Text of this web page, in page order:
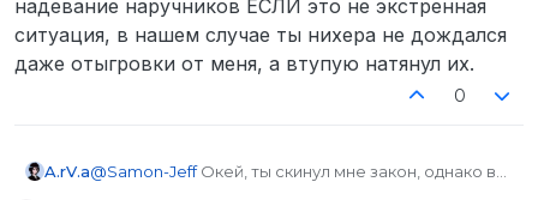
надевание наручников ЕСЛИ это не экстренная
ситуация, в нашем случае ты нихера не дождался
даже отыгровки от меня, а втупую натянул их.
0
A.rV.a@Samon-JeffОкей, ты скинул мне закон, однако во